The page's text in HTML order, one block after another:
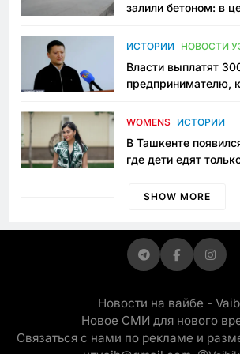
залили бетоном: в
пространство
ИСТОРИИ НОВОСТИ
Власти выплатят
предпринимателю,
приговору
WOMENS ИСТОРИИ
В Ташкенте
где дети едят
просить «кашу без
SHOW MORE
Новости на вайбе -
Новое СМИ для нового
Связаться с нами по рекламе и